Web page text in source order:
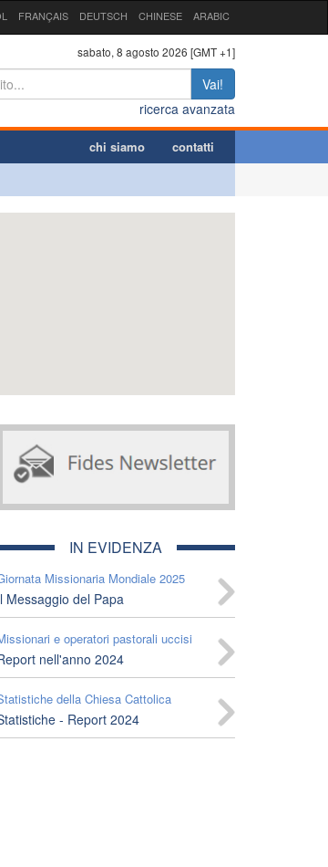
FRANÇAIS DEUTSCH CHINESE ARABIC
sabato, 8 agosto 2026 [GMT +1]
Vai!
ricerca avanzata
chi siamo contatti
IN EVIDENZA
Missionaria Mondiale 2025
Messaggio del Papa
e operatori pastorali uccisi
nell'anno 2024
della Chiesa Cattolica
- Report 2024